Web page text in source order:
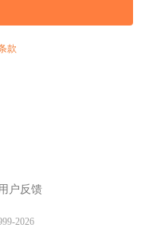
款
户反馈
2026